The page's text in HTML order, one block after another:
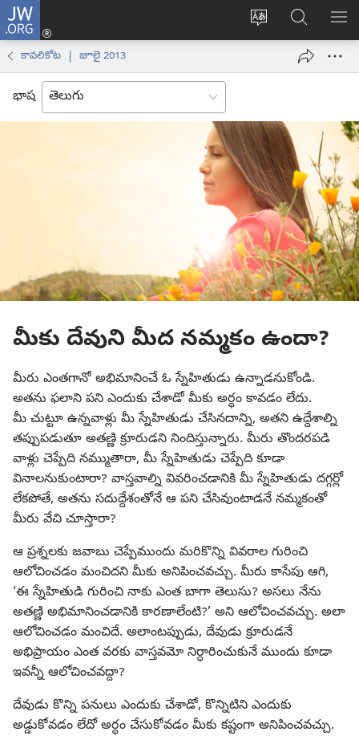
JW.ORG
సైట్
మార్చండి
లాగిన్
(కొత్త
ఓపెన్‌
JW.ORGలో
వెదకండి
కావలికోట | జూలై 2013
భాష
మీకు దేవుని మీద నమ్మకం ఉందా?
మీరు ఎంతగానో అభిమానించే ఓ స్నేహితుడు ఉన్నాడనుకోండి.
అతను ఫలాని పని ఎందుకు చేశాడో మీకు అర్థం కావడం లేదు.
మీ చుట్టూ ఉన్నవాళ్లు మీ స్నేహితుడు చేసినదాన్ని, అతని ఉద్దేశాల్ని
తప్పుపడుతూ అతణ్ణి క్రూరుడని నిందిస్తున్నారు. మీరు తొందరపడి
వాళ్లు చెప్పేది నమ్ముతారా, మీ స్నేహితుడు చెప్పేది కూడా
వినాలనుకుంటారా? వాస్తవాల్ని వివరించడానికి మీ స్నేహితుడు దగ్గర్లో
లేకపోతే, అతను సదుద్దేశంతోనే ఆ పని చేసివుంటాడనే నమ్మకంతో
మీరు వేచి చూస్తారా?
ఆ ప్రశ్నలకు జవాబు చెప్పేముందు మరికొన్ని వివరాల గురించి
ఆలోచించడం మంచిదని మీకు అనిపించవచ్చు. మీరు కాసేపు ఆగి,
‘ఈ స్నేహితుడి గురించి నాకు ఎంత బాగా తెలుసు? అసలు నేను
అతణ్ణి అభిమానించడానికి కారణాలేంటి?’ అని ఆలోచించవచ్చు. అలా
ఆలోచించడం మంచిదే. అలాంటప్పుడు, దేవుడు క్రూరుడనే
అభిప్రాయం ఎంత వరకు వాస్తవమో నిర్ధారించుకునే ముందు కూడా
ఇవన్నీ ఆలోచించవద్దా?
దేవుడు కొన్ని పనులు ఎందుకు చేశాడో, కొన్నిటిని ఎందుకు
అడ్డుకోవడం లేదో అర్థం చేసుకోవడం మీకు కష్టంగా అనిపించవచ్చు.